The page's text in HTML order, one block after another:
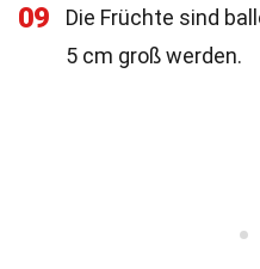
09
Die Früchte sind
5 cm groß werden.